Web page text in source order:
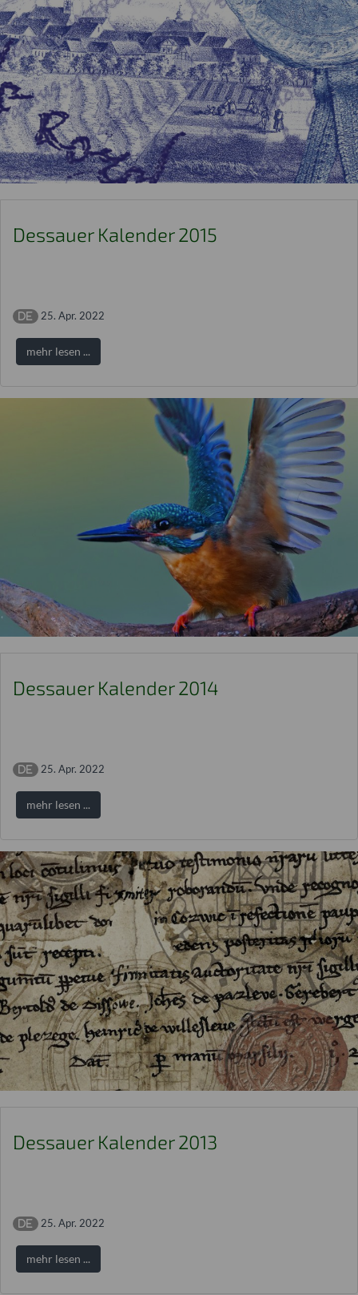
Dessauer Kalender 2015
25. Apr. 2022
mehr lesen ...
Dessauer Kalender 2014
25. Apr. 2022
mehr lesen ...
Dessauer Kalender 2013
25. Apr. 2022
mehr lesen ...